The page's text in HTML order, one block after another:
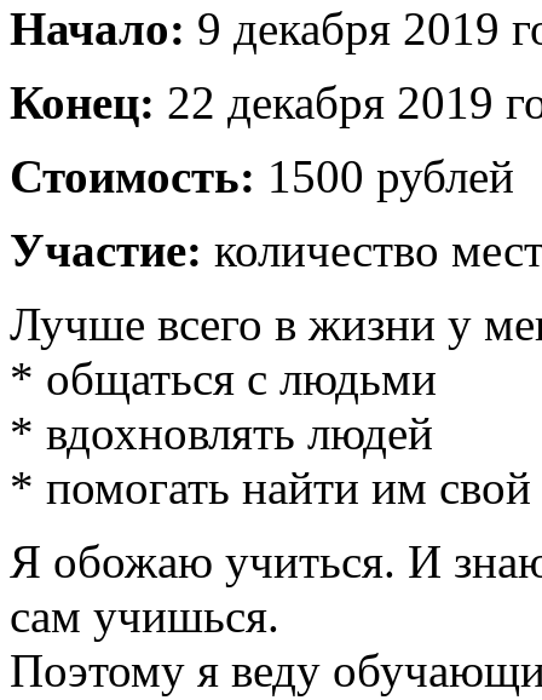
Начало: 9 декабря 2019
Конец: 22 декабря 2019
Стоимость: 1500 рублей
Участие: количество
Лучше всего в жизни у
* общаться с людьми
* вдохновлять людей
* помогать найти им свой
Я обожаю учиться. И
сам учишься.
Поэтому я веду